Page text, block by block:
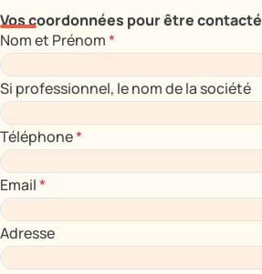
Vos coordonnées pour être contacté
Nom et Prénom*
Si professionnel, le nom de la société
Téléphone*
Email*
Adresse